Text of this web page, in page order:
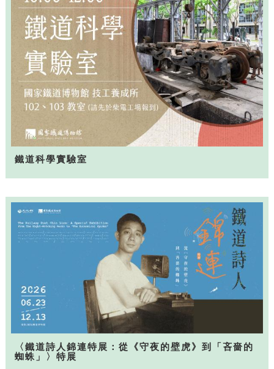
鐵道科學實驗室
〈鐵道詩人錦連特展：從《守夜的壁虎》到「吝嗇的
蜘蛛」〉特展